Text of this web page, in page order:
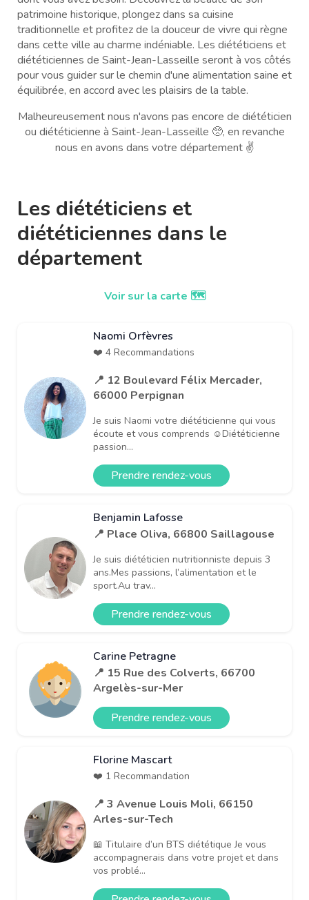
patrimoine historique, plongez dans sa cuisine
traditionnelle et profitez de la douceur de vivre qui règne
dans cette ville au charme indéniable. Les diététiciens et
diététiciennes de Saint-Jean-Lasseille seront à vos côtés
pour vous guider sur le chemin d'une alimentation saine et
équilibrée, en accord avec les plaisirs de la table.
Malheureusement nous n'avons pas encore de diététicien
ou diététicienne à Saint-Jean-Lasseille 🥺, en revanche
nous en avons dans votre département ✌️
Les diététiciens et
diététiciennes dans le
département
Voir sur la carte 🗺️
Naomi Orfèvres
❤️ 4 Recommandations
📍 12 Boulevard Félix Mercader,
66000 Perpignan
Je suis Naomi votre diététicienne qui vous
écoute et vous comprends ☺️Diététicienne
passion...
Prendre rendez-vous
Benjamin Lafosse
📍 Place Oliva, 66800 Saillagouse
Je suis diététicien nutritionniste depuis 3
ans.Mes passions, l’alimentation et le
sport.Au trav...
Prendre rendez-vous
Carine Petragne
📍 15 Rue des Colverts, 66700
Argelès-sur-Mer
Prendre rendez-vous
Florine Mascart
❤️ 1 Recommandation
📍 3 Avenue Louis Moli, 66150
Arles-sur-Tech
📖 Titulaire d’un BTS diététique Je vous
accompagnerais dans votre projet et dans
vos problé...